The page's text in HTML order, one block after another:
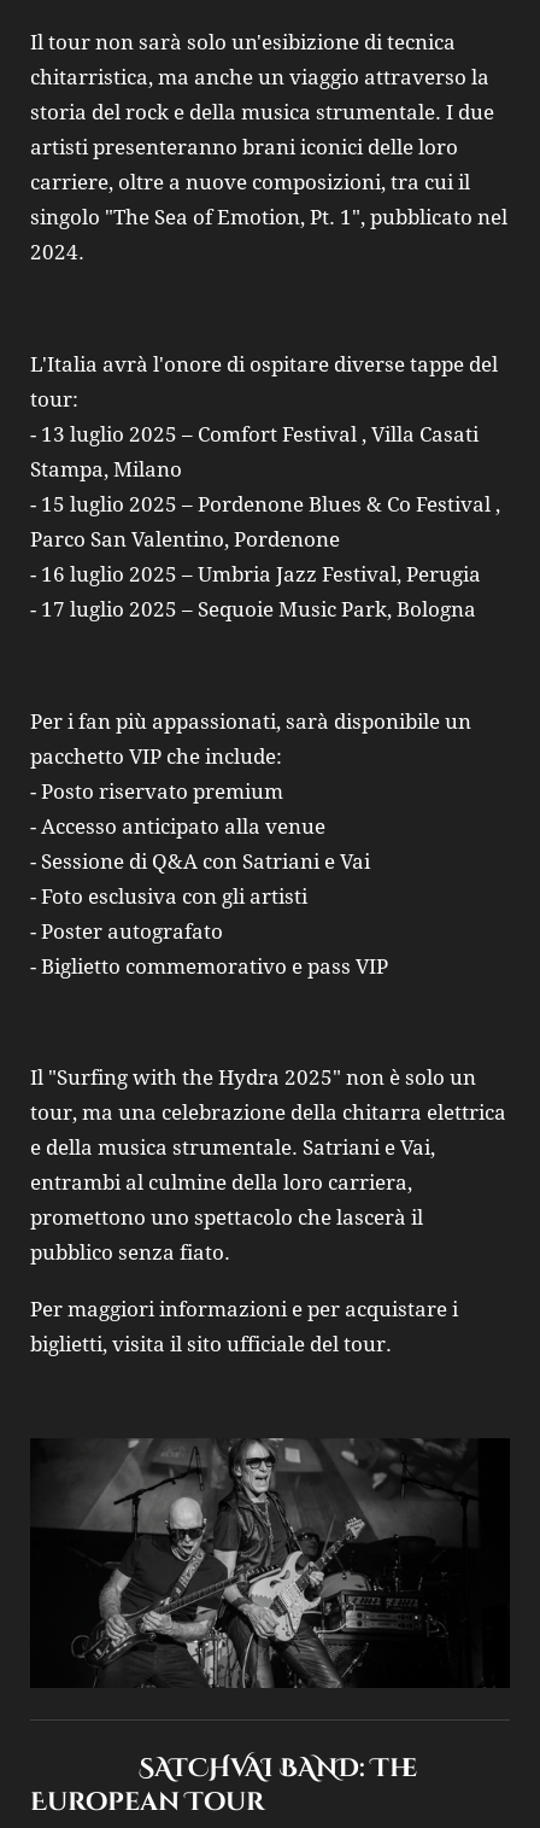
Il tour non sarà solo un'esibizione di tecnica
chitarristica, ma anche un viaggio attraverso la
storia del rock e della musica strumentale. I due
artisti presenteranno brani iconici delle loro
carriere, oltre a nuove composizioni, tra cui il
singolo "The Sea of Emotion, Pt. 1", pubblicato nel
2024.
L'Italia avrà l'onore di ospitare diverse tappe del
tour:
- 13 luglio 2025 – Comfort Festival , Villa Casati
Stampa, Milano
- 15 luglio 2025 – Pordenone Blues & Co Festival ,
Parco San Valentino, Pordenone
- 16 luglio 2025 – Umbria Jazz Festival, Perugia
- 17 luglio 2025 – Sequoie Music Park, Bologna
Per i fan più appassionati, sarà disponibile un
pacchetto VIP che include:
- Posto riservato premium
- Accesso anticipato alla venue
- Sessione di Q&A con Satriani e Vai
- Foto esclusiva con gli artisti
- Poster autografato
- Biglietto commemorativo e pass VIP
Il "Surfing with the Hydra 2025" non è solo un
tour, ma una celebrazione della chitarra elettrica
e della musica strumentale. Satriani e Vai,
entrambi al culmine della loro carriera,
promettono uno spettacolo che lascerà il
pubblico senza fiato.
Per maggiori informazioni e per acquistare i
biglietti, visita il sito ufficiale del tour.
SATCHVAI BAND: The
European Tour